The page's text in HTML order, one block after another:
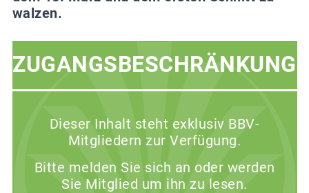
walzen.
ZUGANGSBESCHRÄNKUNG
Dieser Inhalt steht exklusiv BBV-
Mitgliedern zur Verfügung.
Bitte melden Sie sich an oder werden
Sie Mitglied um ihn zu lesen.